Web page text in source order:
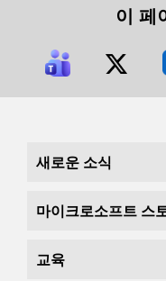
이 페
새로운 소식
마이크로소프트 스
교육